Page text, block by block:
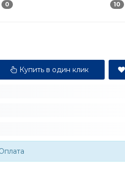
0 10
Купить в один клик